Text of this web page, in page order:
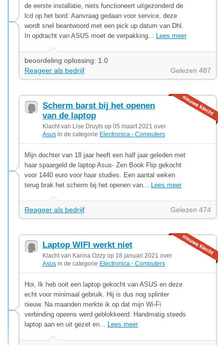
de eerste installatie, niets functioneert uitgezonderd de
lcd op het bord. Aanvraag gedaan voor service, deze
wordt snel beantwoord met een pick up datum van Dhl.
In opdracht van ASUS moet de verpakking... Lees meer
beoordeling oplossing: 1.0
Reageer als bedrijf
Gelezen 487
Scherm barst bij het openen
van de laptop
Klacht van Lise Druyts op 05 maart 2021 over
Asus in de categorie Electronica - Computers
Mijn dochter van 18 jaar heeft een half jaar geleden met
haar spaargeld de laptop Asus- Zen Book Flip gekocht
voor 1440 euro voor haar studies. Een aantal weken
terug brak het scherm bij het openen van... Lees meer
Reageer als bedrijf Gelezen 474
Laptop WIFI werkt niet
Klacht van Karina Ozzy op 18 januari 2021 over
Asus in de categorie Electronica - Computers
Hoi, Ik heb ooit een laptop gekocht van ASUS en deze
echt voor minimaal gebruik. Hij is dus nog splinter
nieuw. Na maanden merkte ik op dat mijn Wi-Fi
verbinding opeens werd geblokkeerd. Handmatig steeds
laptop aan en uit gezet en... Lees meer